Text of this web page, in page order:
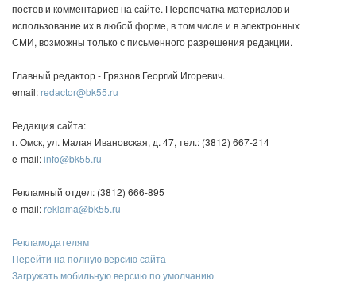
постов и комментариев на сайте. Перепечатка материалов и
использование их в любой форме, в том числе и в электронных
СМИ, возможны только с письменного разрешения редакции.
Главный редактор - Грязнов Георгий Игоревич.
email:redactor@bk55.ru
Редакция сайта:
г. Омск, ул. Малая Ивановская, д. 47, тел.: (3812) 667-214
e-mail:info@bk55.ru
Рекламный отдел: (3812) 666-895
e-mail:reklama@bk55.ru
Рекламодателям
Перейти на полную версию сайта
Загружать мобильную версию по умолчанию